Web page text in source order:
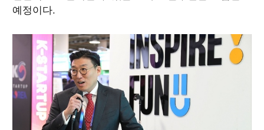
예정이다.